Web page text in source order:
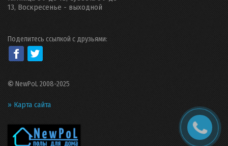
13, Воскресенье - выходной
Поделитесь ссылкой с друзьями:
© NewPoL 2008-2025
» Карта сайта